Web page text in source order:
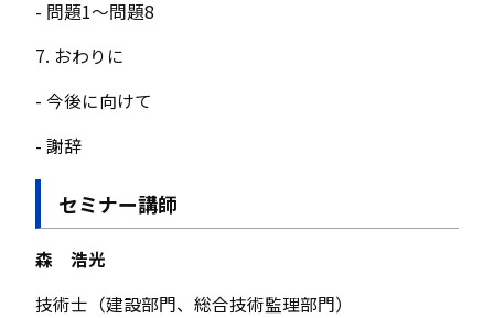
- 問題1～問題8
7. おわりに
- 今後に向けて
- 謝辞
セミナー講師
森 浩光
技術士（建設部門、総合技術監理部門）